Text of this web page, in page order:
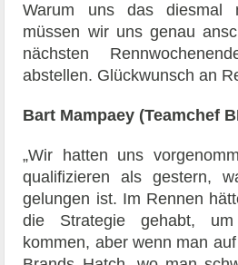
Warum uns das diesmal
müssen wir uns genau
nächsten
abstellen. Glückwunsch an
Bart Mampaey (Teamchef
„Wir hatten uns
qualifizieren als gestern,
gelungen ist. Im Rennen
die Strategie gehabt,
kommen, aber wenn man